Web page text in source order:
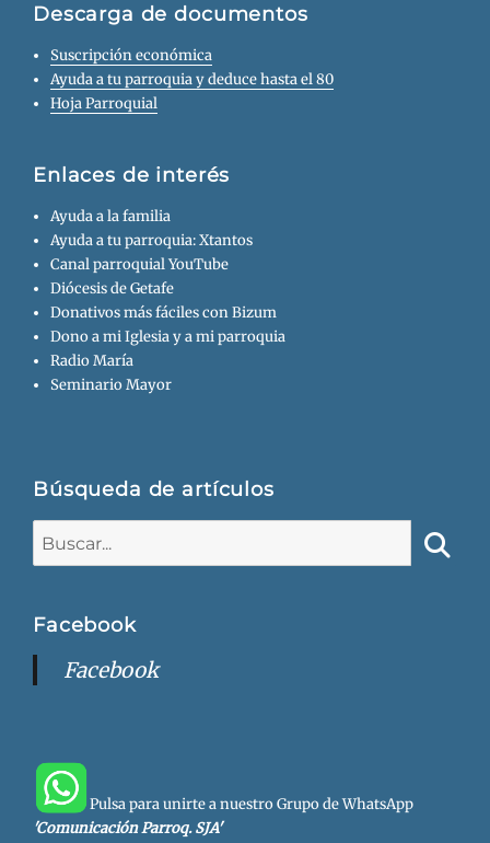
Descarga de documentos
Suscripción económica
Ayuda a tu parroquia y deduce hasta el 80
Hoja Parroquial
Enlaces de interés
Ayuda a la familia
Ayuda a tu parroquia: Xtantos
Canal parroquial YouTube
Diócesis de Getafe
Donativos más fáciles con Bizum
Dono a mi Iglesia y a mi parroquia
Radio María
Seminario Mayor
Búsqueda de artículos
Facebook
Facebook
Pulsa para unirte a nuestro Grupo de WhatsApp
'Comunicación Parroq. SJA'